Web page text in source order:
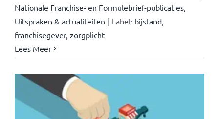
Nationale Franchise- en Formulebrief-publicaties,
Uitspraken & actualiteiten | Label: bijstand,
franchisegever, zorgplicht
Lees Meer